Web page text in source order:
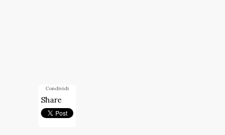
Condividi
Share